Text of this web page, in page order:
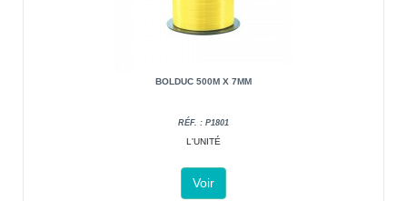
BOLDUC 500M X 7MM
RÉF. : P1801
L'UNITÉ
Voir